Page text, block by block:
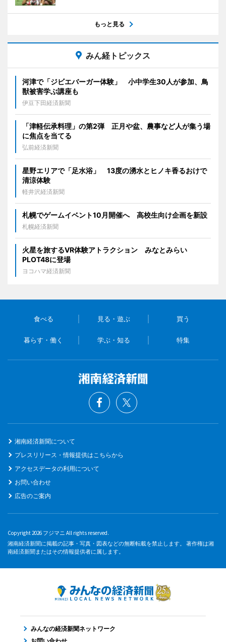
もっと見る
みん経トピックス
河津で「ジビエバーガー体験」 小中学生30人が参加、鳥
獣被害学ぶ講座も
伊豆下田経済新聞
「津軽伝承料理」の第2弾 正月や盆、農事など人が集う場
に焦点を当てる
弘前経済新聞
星野エリアで「足水浴」 13度の湧水とヒノキ香るおけで
清涼体験
軽井沢経済新聞
札幌でゲームイベント10月開催へ 高校生向け企画を新設
札幌経済新聞
火星を旅するVR体験アトラクション みなとみらい
PLOT48に登場
ヨコハマ経済新聞
食べる 見る・遊ぶ 買う
暮らす・働く 学ぶ・知る 特集
湘南経済新聞について
プレスリリース・情報提供はこちらから
アクセスデータの利用について
お問い合わせ
広告のご案内
Copyright 2026 フジマニ All rights reserved.
湘南経済新聞に掲載の記事・写真・図表などの無断転載を禁止します。 著作権は湘
南経済新聞またはその情報提供者に属します。
みんなの経済新聞ネットワーク